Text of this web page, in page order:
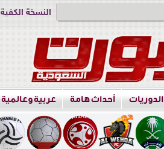
النسخة الكفية
الدوريات أحداث هامة عربية وعالمية